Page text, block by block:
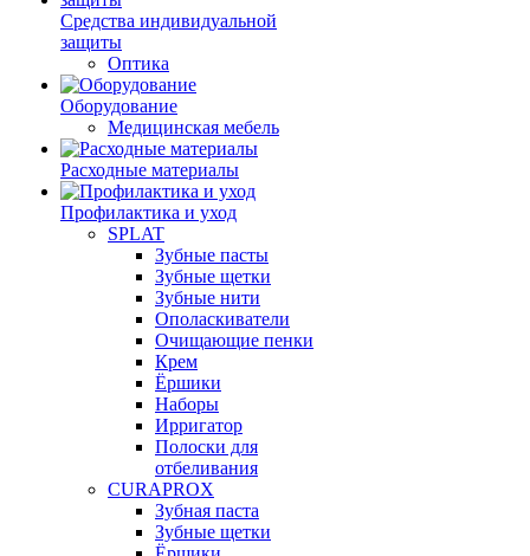
Средства индивидуальной
защиты
Оптика
Оборудование
Медицинская мебель
Расходные материалы
Профилактика и уход
SPLAT
Зубные пасты
Зубные щетки
Зубные нити
Ополаскиватели
Очищающие пенки
Крем
Ёршики
Наборы
Ирригатор
Полоски для
отбеливания
CURAPROX
Зубная паста
Зубные щетки